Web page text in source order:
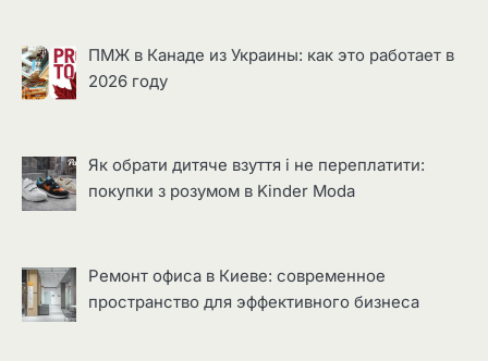
ПМЖ в Канаде из Украины: как это работает в
2026 году
Як обрати дитяче взуття і не переплатити:
покупки з розумом в Kinder Moda
Ремонт офиса в Киеве: современное
пространство для эффективного бизнеса